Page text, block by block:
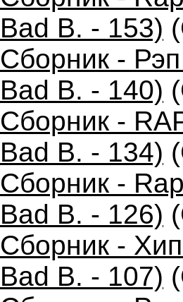
Bad B. - 153)
Сборник -
Bad B. - 140)
Сборник -
Bad B. - 134)
Сборник -
Bad B. - 126)
Сборник -
Bad B. - 107)